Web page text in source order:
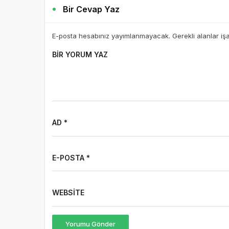
Bir Cevap Yaz
E-posta hesabınız yayımlanmayacak. Gerekli alanlar
BIR YORUM YAZ
AD *
E-POSTA *
WEBSITE
Yorumu Gönder